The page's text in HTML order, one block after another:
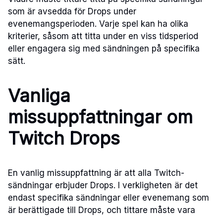
som är avsedda för Drops under
evenemangsperioden. Varje spel kan ha olika
kriterier, såsom att titta under en viss tidsperiod
eller engagera sig med sändningen på specifika
sätt.
Vanliga
missuppfattningar om
Twitch Drops
En vanlig missuppfattning är att alla Twitch-
sändningar erbjuder Drops. I verkligheten är det
endast specifika sändningar eller evenemang som
är berättigade till Drops, och tittare måste vara